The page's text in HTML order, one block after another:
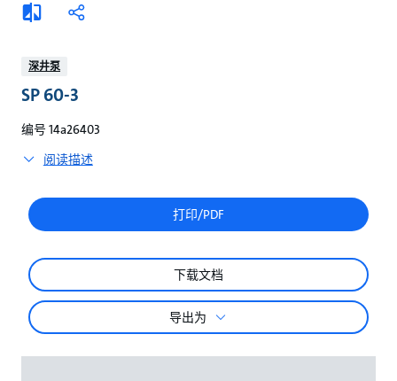
添
加
较
分
深井泵
SP 60-3
编号 14a26403
阅读描述
打印/PDF
下载文档
导出为